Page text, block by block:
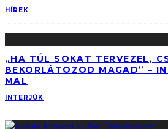
HÍREK
„HA TÚL SOKAT TERVEZEL,
BEKORLÁTOZOD MAGAD” –
MAL
INTERJÚK